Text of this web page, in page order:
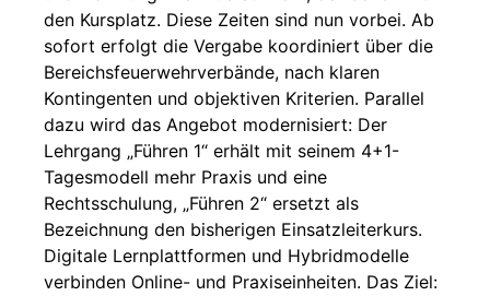
den Kursplatz. Diese Zeiten sind nun vorbei. Ab
sofort erfolgt die Vergabe koordiniert über die
Bereichsfeuerwehrverbände, nach klaren
Kontingenten und objektiven Kriterien. Parallel
dazu wird das Angebot modernisiert: Der
Lehrgang „Führen 1“ erhält mit seinem 4+1-
Tagesmodell mehr Praxis und eine
Rechtsschulung, „Führen 2“ ersetzt als
Bezeichnung den bisherigen Einsatzleiterkurs.
Digitale Lernplattformen und Hybridmodelle
verbinden Online- und Praxiseinheiten. Das Ziel: